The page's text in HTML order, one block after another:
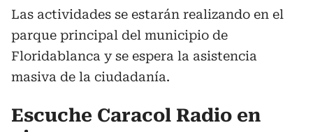
Las actividades se estarán realizando en el
parque principal del municipio de
Floridablanca y se espera la asistencia
masiva de la ciudadanía.
Escuche Caracol Radio en